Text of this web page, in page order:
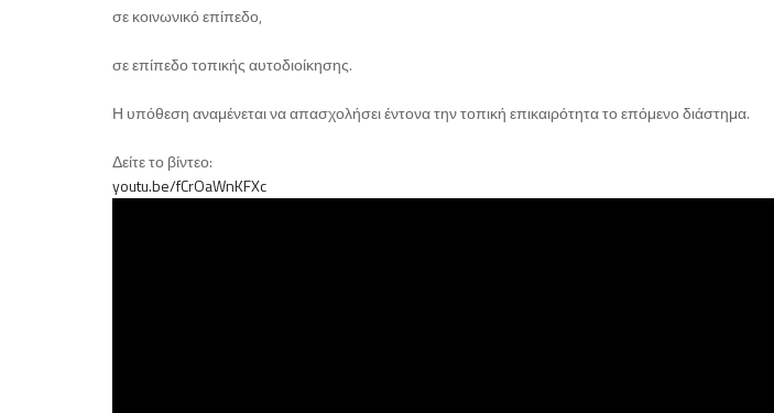
σε κοινωνικό επίπεδο,
σε επίπεδο τοπικής αυτοδιοίκησης.
Η υπόθεση αναμένεται να απασχολήσει έντονα την τοπική επικαιρότητα το επόμενο διάστημα.
Δείτε το βίντεο:
youtu.be/fCrOaWnKFXc